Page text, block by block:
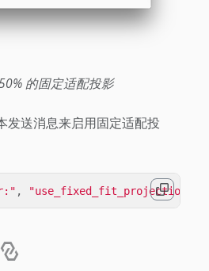
的固定适配投影
发送消息来启用固定适配投
, "use_fixed_fit_projection"